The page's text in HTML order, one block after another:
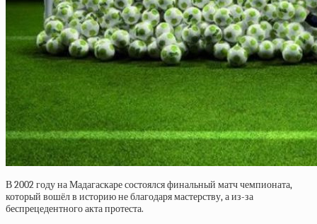
В 2002 году на Мадагаскаре состоялся финальный матч чемпионата,
который вошёл в историю не благодаря мастерству, а из-за
беспрецедентного акта протеста.